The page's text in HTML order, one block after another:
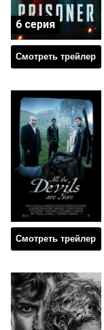
Смотреть трейлер
6 серия
Смотреть трейлер